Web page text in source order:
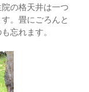
の格天井は一つ
。畳にごろんと
忘れます。